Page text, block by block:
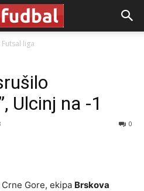
Futsal liga
Ulcinj na -1
0
Gore, ekipa Brskova